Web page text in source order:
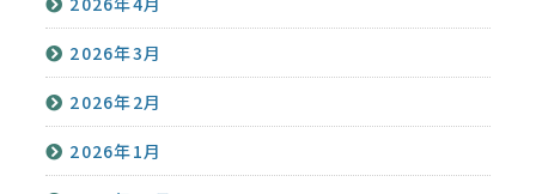
2026年3月
2026年2月
2026年1月